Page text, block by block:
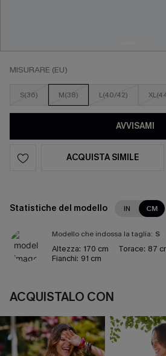
MISURARE (EU)
S(36) M(38) L(40/42)
AVVISAMI
ACQUISTA SIMILE
Statistiche del modello IN CM
Modello che indossa la taglia: S
Altezza: 170 cm Torace: 87
Fianchi: 91 cm
ACQUISTALO CON